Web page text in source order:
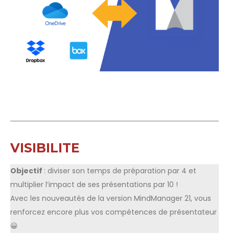
VISIBILITE
Objectif : diviser son temps de préparation par 4 et
multiplier l’impact de ses présentations par 10 !
Avec les nouveautés de la version MindManager 21, vous
renforcez encore plus vos compétences de présentateur
😀